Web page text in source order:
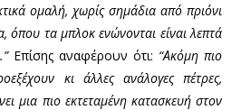
ομαλή, χωρίς σημάδια από πριόνι
όπου τα μπλοκ ενώνονται είναι λεπτά
Επίσης αναφέρουν ότι: “Ακόμη πιο
κι άλλες ανάλογες πέτρες,
μια πιο εκτεταμένη κατασκευή στον